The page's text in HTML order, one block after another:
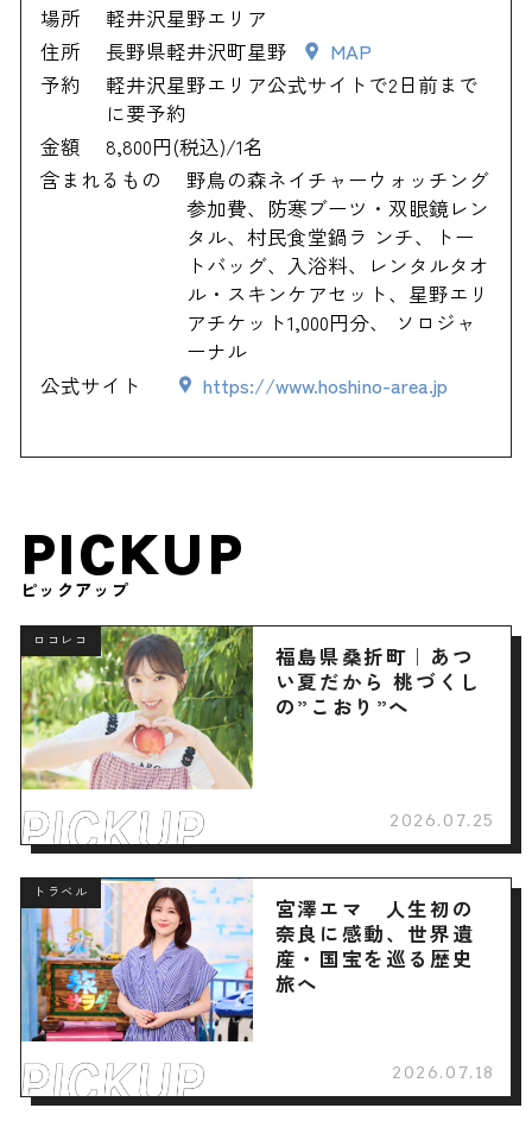
場所
軽井沢星野エリア
住所
長野県軽井沢町星野
MAP
予約
軽井沢星野エリア公式サイトで2日前まで
に要予約
金額
8,800円(税込)/1名
含まれるもの
野鳥の森ネイチャーウォッチング
参加費、防寒ブーツ・双眼鏡レン
タル、村民食堂鍋ラ ンチ、トー
トバッグ、入浴料、レンタルタオ
ル・スキンケアセット、星野エリ
アチケット1,000円分、 ソロジャ
ーナル
公式サイト
https://www.hoshino-area.jp
PICKUP
ピックアップ
ロコレコ
福島県桑折町｜あつ
い夏だから 桃づくし
の”こおり”へ
2026.07.25
トラベル
宮澤エマ 人生初の
奈良に感動、世界遺
産・国宝を巡る歴史
旅へ
2026.07.18